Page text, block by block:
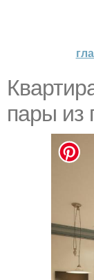
пары из